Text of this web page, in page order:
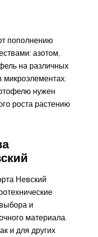
пополнению
азотом,
на различных
микроэлементах.
нужен
роста растению
Невский
и
материала.
и для других